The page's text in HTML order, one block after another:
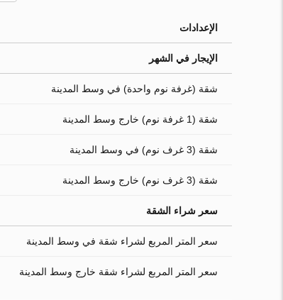
الإعدادات
الإيجار في الشهر
شقة (غرفة نوم واحدة) في وسط المدينة
شقة (1 غرفة نوم) خارج وسط المدينة
شقة (3 غرف نوم) في وسط المدينة
شقة (3 غرف نوم) خارج وسط المدينة
سعر شراء الشقة
سعر المتر المربع لشراء شقة في وسط المدينة
سعر المتر المربع لشراء شقة خارج وسط المدينة